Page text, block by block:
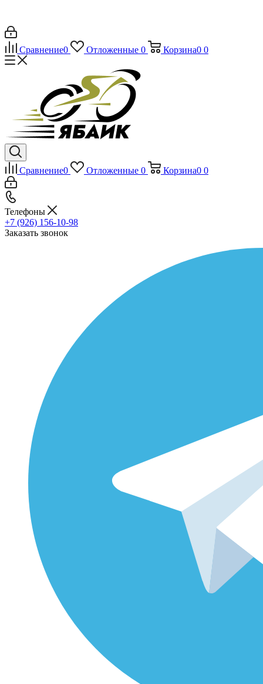
Сравнение0 Отложенные 0 Корзина0 0
Сравнение0 Отложенные 0 Корзина0 0
Телефоны
+7 (926) 156-10-98
Заказать звонок